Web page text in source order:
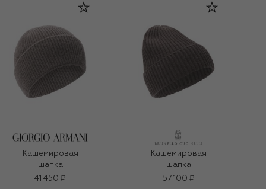
Кашемировая
шапка
41 450 ₽
Кашемировая
шапка
57 100 ₽